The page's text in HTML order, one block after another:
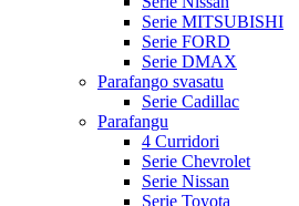
Serie MITSUBISHI
Serie FORD
Serie DMAX
Parafango svasatu
Serie Cadillac
Parafangu
4 Curridori
Serie Chevrolet
Serie Nissan
Serie Toyota